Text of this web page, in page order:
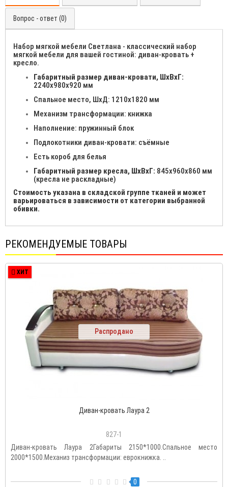
Вопрос - ответ (0)
Набор мягкой мебели Светлана - классический набор
мягкой мебели для вашей гостиной: диван-кровать +
кресло.
Габаритный размер диван-кровати, ШхВхГ:
2240х980х920 мм
Спальное место, ШхД: 1210х1820 мм
Механизм трансформации: книжка
Наполнение: пружинный блок
Подлокотники диван-кровати: съёмные
Есть короб для белья
Габаритный размер кресла, ШхВхГ: 845х960х860 мм
(кресла не раскладные)
Стоимость указана в складской группе тканей и может
варьироваться в зависимости от категории выбранной
обивки.
РЕКОМЕНДУЕМЫЕ ТОВАРЫ
ХИТ
Распродано
Диван-кровать Лаура 2
827-1
Диван-кровать Лаура 2Габариты 2150*1000.Спальное место
2000*1500.Механиз трансформации: еврокнижка. ..
0